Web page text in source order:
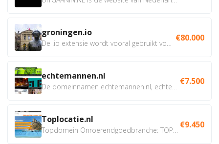
groningen.io €80.000
echtemannen.nl €7.500
Toplocatie.nl €9.450